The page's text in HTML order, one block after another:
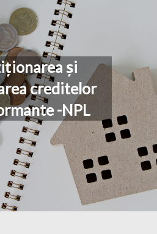
și
creditelor
-NPL